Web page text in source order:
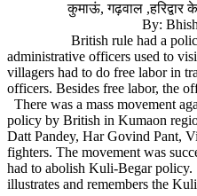
कुमाऊं, गढ़वाल ,हरिद्वार के
By: Bhishma
British rule had a policy
administrative officers used to
villagers had to do free labor in
officers. Besides free labor, the
There was a mass movement
policy by British in Kumaon
Datt Pandey, Har Govind Pant,
fighters. The movement was
had to abolish Kuli-Begar
illustrates and remembers the